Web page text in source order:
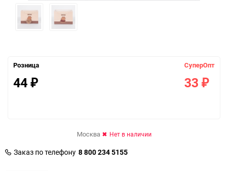
Розница
44 ₽
СуперОпт
33 ₽
Москва Нет в наличии
Заказ по телефону 8 800 234 5155